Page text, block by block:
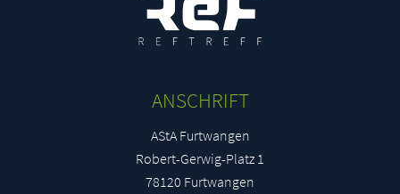
mba56625@stud.hs-furtwangen.de
aco41585@stud.hs-furtwangen.de
Penelope Julia Vogel
pvo44578@stud.hs-furtwangen.de
ANSCHRIFT
AStA Furtwangen
Robert-Gerwig-Platz 1
78120 Furtwangen